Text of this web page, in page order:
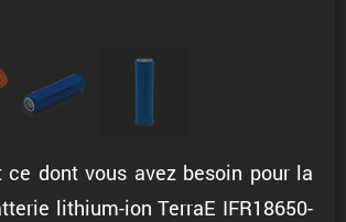
ce dont vous avez besoin pour la
lithium-ion TerraE IFR18650-